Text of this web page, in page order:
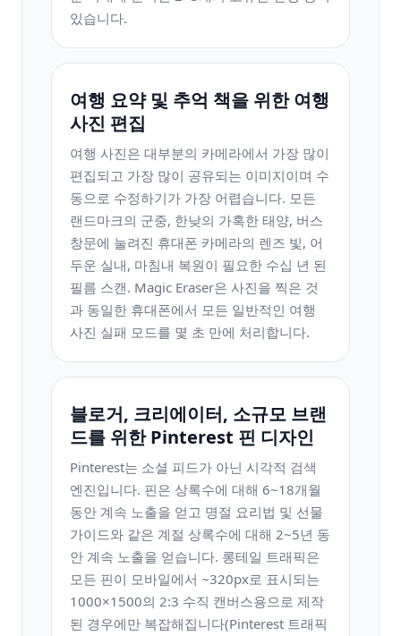
있습니다.
여행 요약 및 추억 책을 위한 여행
사진 편집
여행 사진은 대부분의 카메라에서 가장 많이
편집되고 가장 많이 공유되는 이미지이며 수
동으로 수정하기가 가장 어렵습니다. 모든
랜드마크의 군중, 한낮의 가혹한 태양, 버스
창문에 눌려진 휴대폰 카메라의 렌즈 빛, 어
두운 실내, 마침내 복원이 필요한 수십 년 된
필름 스캔. Magic Eraser은 사진을 찍은 것
과 동일한 휴대폰에서 모든 일반적인 여행
사진 실패 모드를 몇 초 만에 처리합니다.
블로거, 크리에이터, 소규모 브랜
드를 위한 Pinterest 핀 디자인
Pinterest는 소셜 피드가 아닌 시각적 검색
엔진입니다. 핀은 상록수에 대해 6~18개월
동안 계속 노출을 얻고 명절 요리법 및 선물
가이드와 같은 계절 상록수에 대해 2~5년 동
안 계속 노출을 얻습니다. 롱테일 트래픽은
모든 핀이 모바일에서 ~320px로 표시되는
1000×1500의 2:3 수직 캔버스용으로 제작
된 경우에만 복잡해집니다(Pinterest 트래픽